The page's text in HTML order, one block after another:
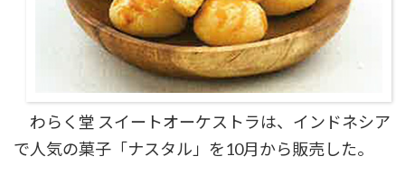
わらく堂 スイートオーケストラは、インドネシア
で人気の菓子「ナスタル」を10月から販売した。